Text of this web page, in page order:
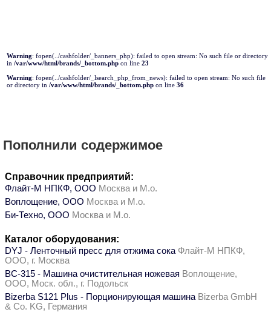
Warning: fopen(../cashfolder/_banners_php): failed to open stream: No such file or directory
in /var/www/html/brands/_bottom.php on line 23
Warning: fopen(../cashfolder/_lsearch_php_from_news): failed to open stream: No such file
or directory in /var/www/html/brands/_bottom.php on line 36
Пополнили содержимое
Справочник предприятий:
Флайт-М НПКФ, ООО Москва и М.о.
Воплощение, ООО Москва и М.о.
Би-Техно, ООО Москва и М.о.
Каталог оборудования:
DYJ - Ленточный пресс для отжима сока Флайт-М НПКФ,
ООО, г. Москва
ВС-315 - Машина очистительная ножевая Воплощение,
ООО, Моск. обл., г. Подольск
Bizerba S121 Plus - Порционирующая машина Bizerba GmbH
& Co. KG, Германия